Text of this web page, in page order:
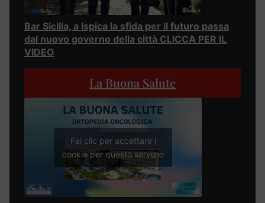
Bar Sicilia, a Ispica la sfida per il futuro passa
dal nuovo governo della città CLICCA PER IL
VIDEO
La Buona Salute
Fai clic per accettare i
cookie per questo servizio